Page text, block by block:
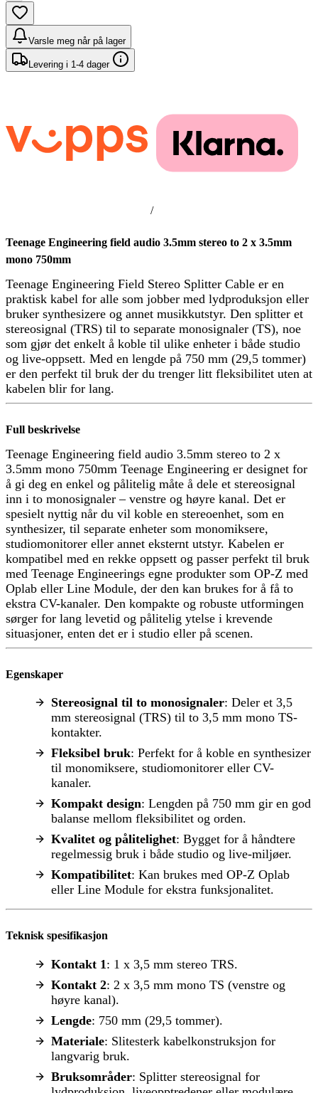
Varsle meg når på lager
Levering i 1-4 dager
/
Teenage Engineering field audio 3.5mm stereo to 2 x 3.5mm
mono 750mm
Teenage Engineering Field Stereo Splitter Cable er en
praktisk kabel for alle som jobber med lydproduksjon eller
bruker synthesizere og annet musikkutstyr. Den splitter et
stereosignal (TRS) til to separate monosignaler (TS), noe
som gjør det enkelt å koble til ulike enheter i både studio
og live-oppsett. Med en lengde på 750 mm (29,5 tommer)
er den perfekt til bruk der du trenger litt fleksibilitet uten at
kabelen blir for lang.
Full beskrivelse
Teenage Engineering field audio 3.5mm stereo to 2 x
3.5mm mono 750mm Teenage Engineering er designet for
å gi deg en enkel og pålitelig måte å dele et stereosignal
inn i to monosignaler – venstre og høyre kanal. Det er
spesielt nyttig når du vil koble en stereoenhet, som en
synthesizer, til separate enheter som monomiksere,
studiomonitorer eller annet eksternt utstyr. Kabelen er
kompatibel med en rekke oppsett og passer perfekt til bruk
med Teenage Engineerings egne produkter som OP-Z med
Oplab eller Line Module, der den kan brukes for å få to
ekstra CV-kanaler. Den kompakte og robuste utformingen
sørger for lang levetid og pålitelig ytelse i krevende
situasjoner, enten det er i studio eller på scenen.
Egenskaper
Stereosignal til to monosignaler: Deler et 3,5
mm stereosignal (TRS) til to 3,5 mm mono TS-
kontakter.
Fleksibel bruk: Perfekt for å koble en synthesizer
til monomiksere, studiomonitorer eller CV-
kanaler.
Kompakt design: Lengden på 750 mm gir en god
balanse mellom fleksibilitet og orden.
Kvalitet og pålitelighet: Bygget for å håndtere
regelmessig bruk i både studio og live-miljøer.
Kompatibilitet: Kan brukes med OP-Z Oplab
eller Line Module for ekstra funksjonalitet.
Teknisk spesifikasjon
Kontakt 1 : 1 x 3,5 mm stereo TRS.
Kontakt 2: 2 x 3,5 mm mono TS (venstre og
høyre kanal).
Lengde: 750 mm (29,5 tommer).
Materiale: Slitesterk kabelkonstruksjon for
langvarig bruk.
Bruksområder: Splitter stereosignal for